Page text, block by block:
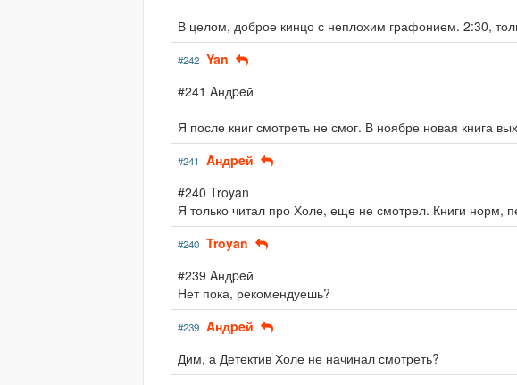
В целом, доброе кинцо с неплохим графонием. 2:30,
#242 Yan
#241 Aндpeй
Я после книг смотреть не смог. В ноябре новая книга
#241 Aндpeй
#240 Troyan
Я только читал про Холе, еще не смотрел. Книги норм,
#240 Troyan
#239 Aндpeй
Нет пока, рекомендуешь?
#239 Aндpeй
Дим, а Детектив Холе не начинал смотреть?